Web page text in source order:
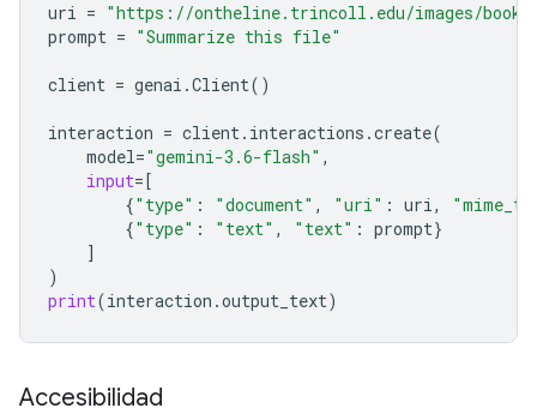
uri = "https://ontheline.trincoll.edu/images/
prompt = "Summarize this file"
client = genai .Client()
interaction = client. interactions .create(
model="gemini-3.6-flash" ,
input=[
{"type" : "document" , "uri" : uri,
{"type" : "text" , "text" : prompt}
]
)
print(interaction .output_text)
Accesibilidad